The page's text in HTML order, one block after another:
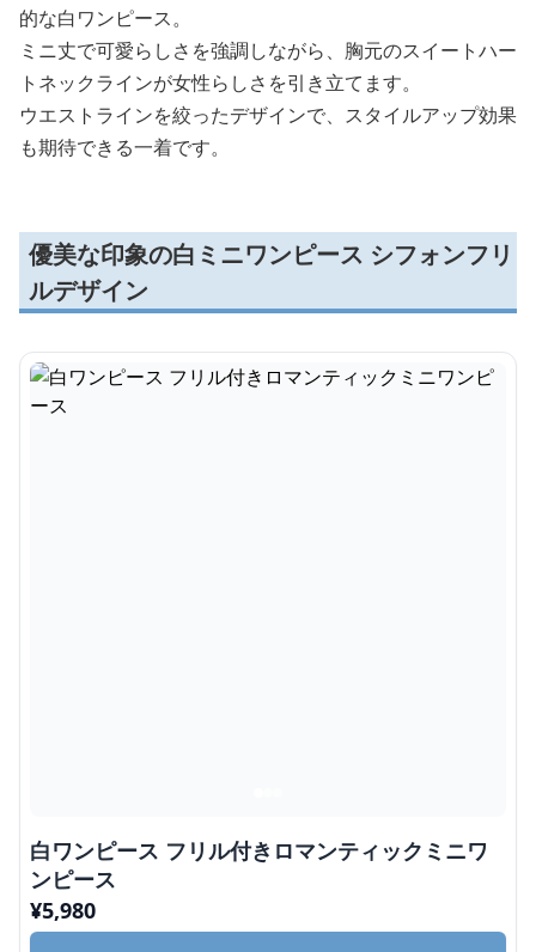
的な白ワンピース。
ミニ丈で可愛らしさを強調しながら、胸元のスイートハー
トネックラインが女性らしさを引き立てます。
ウエストラインを絞ったデザインで、スタイルアップ効果
も期待できる一着です。
優美な印象の白ミニワンピース シフォンフリ
ルデザイン
白ワンピース フリル付きロマンティックミニワ
ンピース
¥5,980